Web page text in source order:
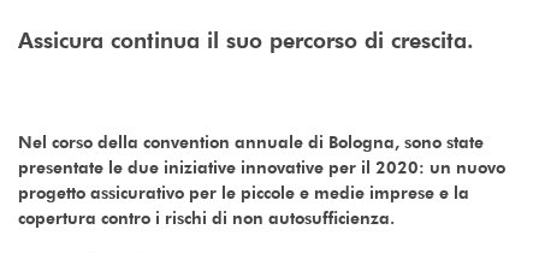
Assicura continua il suo percorso di crescita.
Nel corso della convention annuale di Bologna, sono state
presentate le due iniziative innovative per il 2020: un nuovo
progetto assicurativo per le piccole e medie imprese e la
copertura contro i rischi di non autosufficienza.